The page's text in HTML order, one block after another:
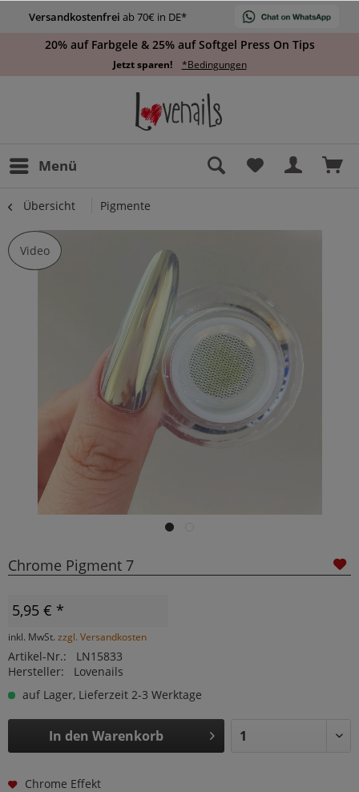
Versandkostenfrei ab 70€ in DE*
20% auf Farbgele & 25% auf Softgel Press On Tips
Jetzt sparen! *Bedingungen
Menü
Übersicht Pigmente
Video
Chrome Pigment 7
5,95 € *
inkl. MwSt. zzgl. Versandkosten
Artikel-Nr.:
LN15833
Hersteller:
Lovenails
auf Lager, Lieferzeit 2-3 Werktage
In den Warenkorb
Chrome Effekt